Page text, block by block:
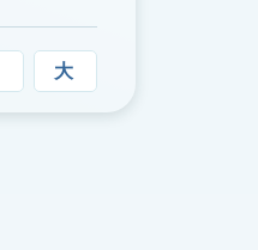
大